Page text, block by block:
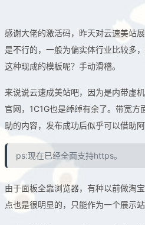
感谢大佬的激活码，昨天对云速美站
是不行的，一般为偏实体行业比较多
这种现成的模板呢？手动滑稽。
来说说云速成美站吧，因为是内带虚
官网，1C1G也是绰绰有余了。带宽
助的内容，发布成功后似乎可以借助
ps:现在已经全面支持https。
由于面板全靠浏览器，有种以前做淘
点也是很明显的，只能作为一个展示